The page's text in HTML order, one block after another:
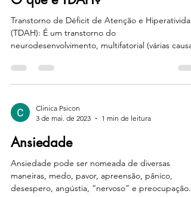
Transtorno de Déficit de Atenção e
(TDAH): É um transtorno do
neurodesenvolvimento, multifatorial (várias
Clinica Psicon
3 de mai. de 2023
1 min de leitura
Ansiedade
Ansiedade pode ser nomeada de diversas
maneiras, medo, pavor, apreensão, pânico,
desespero, angústia, “nervoso” e preocupação.